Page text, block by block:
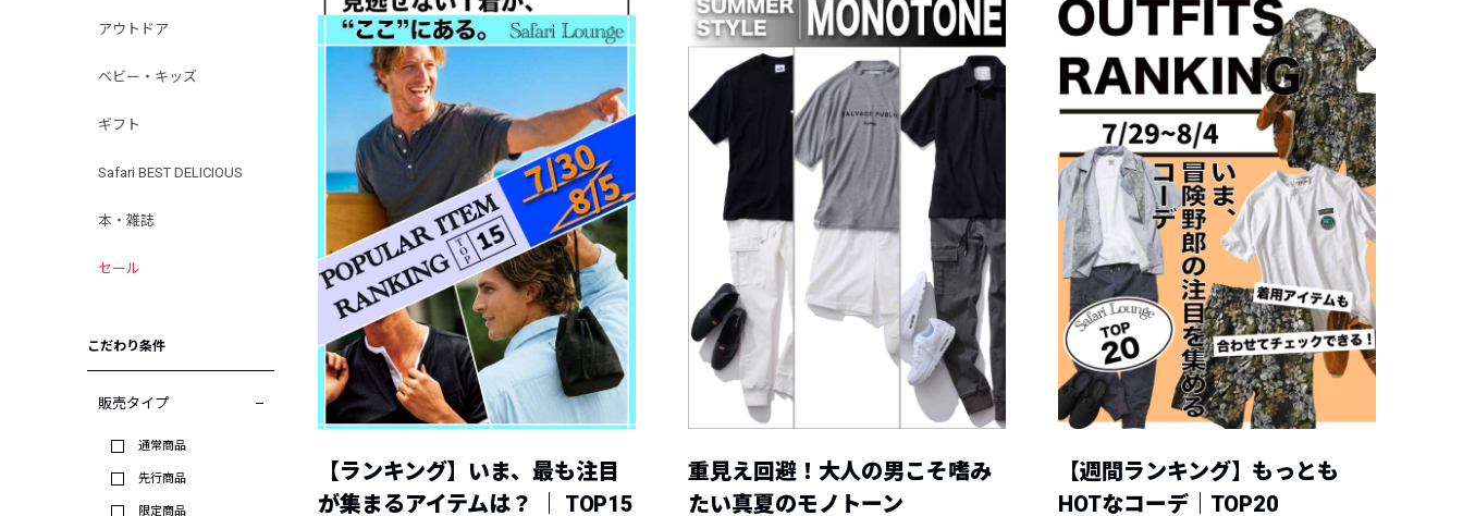
アウトドア
ベビー・キッズ
ギフト
Safari BEST DELICIOUS
本・雑誌
セール
こだわり条件
販売タイプ
通常商品
先行商品
限定商品
【ランキング】いま、最も注目
が集まるアイテムは？ ｜ TOP15
重見え回避！大人の男こそ嗜み
たい真夏のモノトーン
【週間ランキング】もっとも
HOTなコーデ｜TOP20